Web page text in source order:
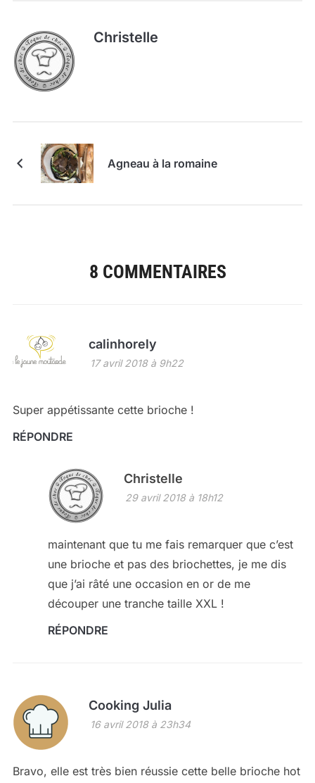
Christelle
Agneau à la romaine
8 COMMENTAIRES
calinhorely
17 avril 2018 à 9h22
Super appétissante cette brioche !
RÉPONDRE
Christelle
29 avril 2018 à 18h12
maintenant que tu me fais remarquer que c’est
une brioche et pas des briochettes, je me dis
que j’ai râté une occasion en or de me
découper une tranche taille XXL !
RÉPONDRE
Cooking Julia
16 avril 2018 à 23h34
Bravo, elle est très bien réussie cette belle brioche hot